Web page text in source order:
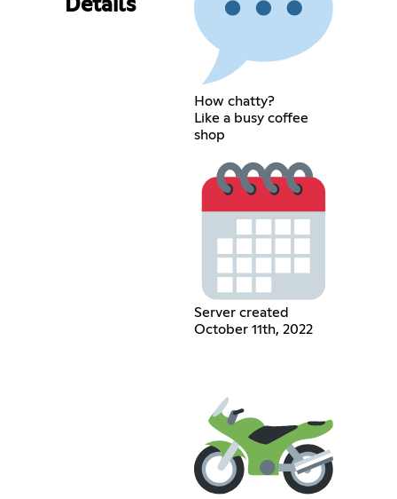
Details
How chatty?
Like a busy coffee
shop
Server created
October 11th, 2022